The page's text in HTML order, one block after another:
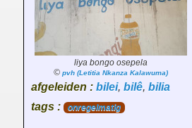
liya bongo osepela
© pvh (Letitia Nkanza Kalawuma)
afgeleiden : bilei, bilê, bilia
tags :
onregelmatig